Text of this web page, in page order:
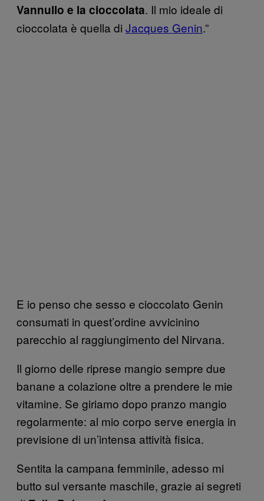
Vannullo e la cioccolata. Il mio ideale di
cioccolata è quella di Jacques Genin.”
E io penso che sesso e cioccolato Genin
consumati in quest’ordine avvicinino
parecchio al raggiungimento del Nirvana.
Il giorno delle riprese mangio sempre due
banane a colazione oltre a prendere le mie
vitamine. Se giriamo dopo pranzo mangio
regolarmente: al mio corpo serve energia in
previsione di un’intensa attività fisica.
Sentita la campana femminile, adesso mi
butto sul versante maschile, grazie ai segreti